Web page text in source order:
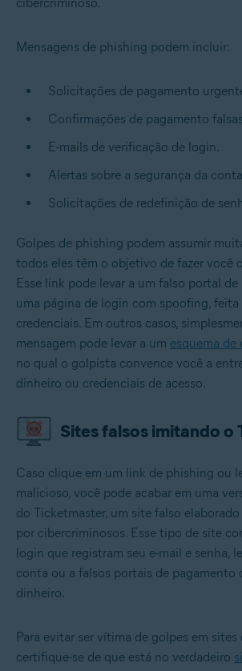
cibercriminoso.
Mensagens de phishing podem incluir:
Solicitações de pagamento
Confirmações de pagamento
E-mails de verificação de login.
Alertas sobre a segurança da
Solicitações de redefinição de
Golpes de phishing podem assumir
todos eles têm o objetivo de fazer você
Esse link pode levar a um falso portal
uma página de login com spoofing, feita
credenciais. Em outros casos,
mensagem pode levar a um esquema de
no qual o golpista convence você a
dinheiro ou credenciais de acesso.
Sites falsos imitando o
Caso clique em um link de phishing ou
malicioso, você pode acabar em uma
do Ticketmaster, um site falso
por cibercriminosos. Esse tipo de site
login que registram seu e-mail e senha,
conta ou a falsos portais de pagamento
dinheiro.
Para evitar ser vítima de golpes em
certifique-se de que está no verdadeiro